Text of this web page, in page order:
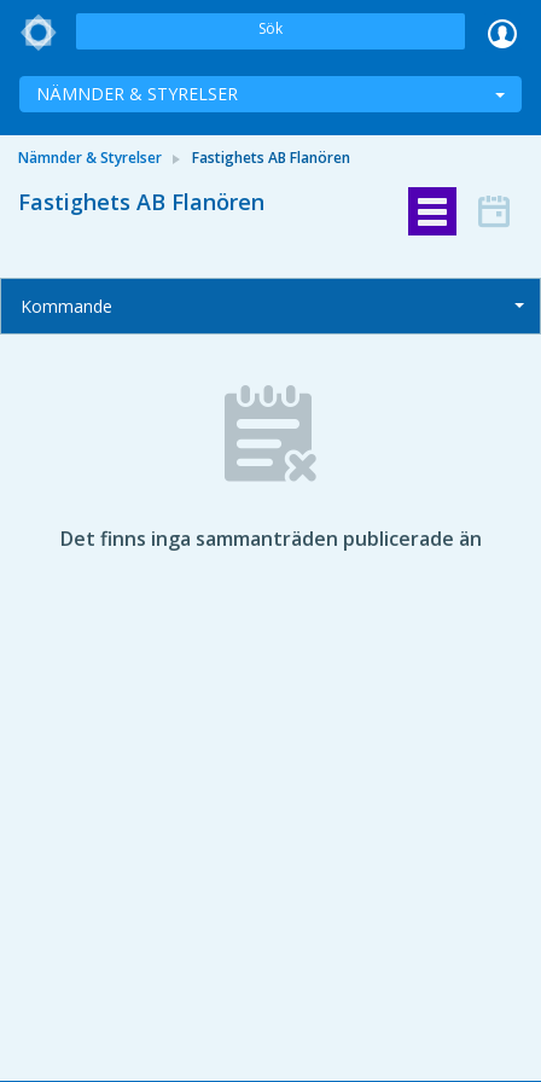
Sök
NÄMNDER & STYRELSER
Nämnder & Styrelser Fastighets AB Flanören
Fastighets AB Flanören
Kommande
Det finns inga sammanträden publicerade än